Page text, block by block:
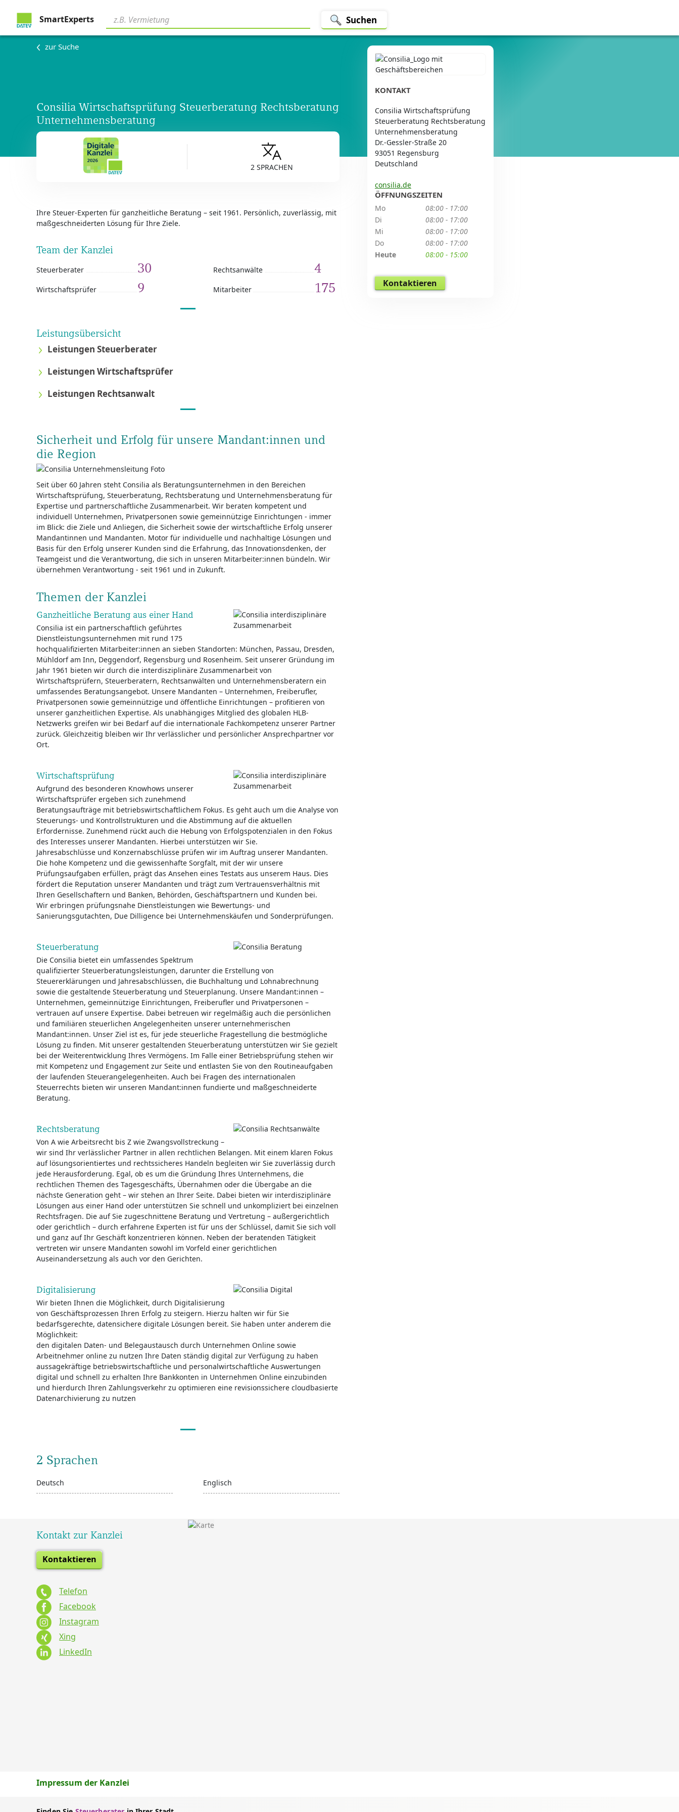
SmartExperts Suchen
zur Suche
Consilia Wirtschaftsprüfung Steuerberatung Rechtsberatung
Unternehmensberatung
2 SPRACHEN
Ihre Steuer-Experten für ganzheitliche Beratung – seit 1961. Persönlich, zuverlässig, mit
maßgeschneiderten Lösung für Ihre Ziele.
Team der Kanzlei
Steuerberater 30 Rechtsanwälte 4
Wirtschaftsprüfer 9 Mitarbeiter 175
Leistungsübersicht
Leistungen Steuerberater
Leistungen Wirtschaftsprüfer
Leistungen Rechtsanwalt
Sicherheit und Erfolg für unsere Mandant:innen und
die Region
Seit über 60 Jahren steht Consilia als Beratungsunternehmen in den Bereichen
Wirtschaftsprüfung, Steuerberatung, Rechtsberatung und Unternehmensberatung für
Expertise und partnerschaftliche Zusammenarbeit. Wir beraten kompetent und
individuell Unternehmen, Privatpersonen sowie gemeinnützige Einrichtungen - immer
im Blick: die Ziele und Anliegen, die Sicherheit sowie der wirtschaftliche Erfolg unserer
Mandantinnen und Mandanten. Motor für individuelle und nachhaltige Lösungen und
Basis für den Erfolg unserer Kunden sind die Erfahrung, das Innovationsdenken, der
Teamgeist und die Verantwortung, die sich in unseren Mitarbeiter:innen bündeln. Wir
übernehmen Verantwortung - seit 1961 und in Zukunft.
Themen der Kanzlei
Ganzheitliche Beratung aus einer Hand
Consilia ist ein partnerschaftlich geführtes
Dienstleistungsunternehmen mit rund 175
hochqualifizierten Mitarbeiter:innen an sieben Standorten: München, Passau, Dresden,
Mühldorf am Inn, Deggendorf, Regensburg und Rosenheim. Seit unserer Gründung im
Jahr 1961 bieten wir durch die interdisziplinäre Zusammenarbeit von
Wirtschaftsprüfern, Steuerberatern, Rechtsanwälten und Unternehmensberatern ein
umfassendes Beratungsangebot. Unsere Mandanten – Unternehmen, Freiberufler,
Privatpersonen sowie gemeinnützige und öffentliche Einrichtungen – profitieren von
unserer ganzheitlichen Expertise. Als unabhängiges Mitglied des globalen HLB-
Netzwerks greifen wir bei Bedarf auf die internationale Fachkompetenz unserer Partner
zurück. Gleichzeitig bleiben wir Ihr verlässlicher und persönlicher Ansprechpartner vor
Ort.
Wirtschaftsprüfung
Aufgrund des besonderen Knowhows unserer
Wirtschaftsprüfer ergeben sich zunehmend
Beratungsaufträge mit betriebswirtschaftlichem Fokus. Es geht auch um die Analyse von
Steuerungs- und Kontrollstrukturen und die Abstimmung auf die aktuellen
Erfordernisse. Zunehmend rückt auch die Hebung von Erfolgspotenzialen in den Fokus
des Interesses unserer Mandanten. Hierbei unterstützen wir Sie.
Jahresabschlüsse und Konzernabschlüsse prüfen wir im Auftrag unserer Mandanten.
Die hohe Kompetenz und die gewissenhafte Sorgfalt, mit der wir unsere
Prüfungsaufgaben erfüllen, prägt das Ansehen eines Testats aus unserem Haus. Dies
fördert die Reputation unserer Mandanten und trägt zum Vertrauensverhältnis mit
Ihren Gesellschaftern und Banken, Behörden, Geschäftspartnern und Kunden bei.
Wir erbringen prüfungsnahe Dienstleistungen wie Bewertungs- und
Sanierungsgutachten, Due Dilligence bei Unternehmenskäufen und Sonderprüfungen.
Steuerberatung
Die Consilia bietet ein umfassendes Spektrum
qualifizierter Steuerberatungsleistungen, darunter die Erstellung von
Steuererklärungen und Jahresabschlüssen, die Buchhaltung und Lohnabrechnung
sowie die gestaltende Steuerberatung und Steuerplanung. Unsere Mandant:innen –
Unternehmen, gemeinnützige Einrichtungen, Freiberufler und Privatpersonen –
vertrauen auf unsere Expertise. Dabei betreuen wir regelmäßig auch die persönlichen
und familiären steuerlichen Angelegenheiten unserer unternehmerischen
Mandant:innen. Unser Ziel ist es, für jede steuerliche Fragestellung die bestmögliche
Lösung zu finden. Mit unserer gestaltenden Steuerberatung unterstützen wir Sie gezielt
bei der Weiterentwicklung Ihres Vermögens. Im Falle einer Betriebsprüfung stehen wir
mit Kompetenz und Engagement zur Seite und entlasten Sie von den Routineaufgaben
der laufenden Steuerangelegenheiten. Auch bei Fragen des internationalen
Steuerrechts bieten wir unseren Mandant:innen fundierte und maßgeschneiderte
Beratung.
Rechtsberatung
Von A wie Arbeitsrecht bis Z wie Zwangsvollstreckung –
wir sind Ihr verlässlicher Partner in allen rechtlichen Belangen. Mit einem klaren Fokus
auf lösungsorientiertes und rechtssicheres Handeln begleiten wir Sie zuverlässig durch
jede Herausforderung. Egal, ob es um die Gründung Ihres Unternehmens, die
rechtlichen Themen des Tagesgeschäfts, Übernahmen oder die Übergabe an die
nächste Generation geht – wir stehen an Ihrer Seite. Dabei bieten wir interdisziplinäre
Lösungen aus einer Hand oder unterstützen Sie schnell und unkompliziert bei einzelnen
Rechtsfragen. Die auf Sie zugeschnittene Beratung und Vertretung – außergerichtlich
oder gerichtlich – durch erfahrene Experten ist für uns der Schlüssel, damit Sie sich voll
und ganz auf Ihr Geschäft konzentrieren können. Neben der beratenden Tätigkeit
vertreten wir unsere Mandanten sowohl im Vorfeld einer gerichtlichen
Auseinandersetzung als auch vor den Gerichten.
Digitalisierung
Wir bieten Ihnen die Möglichkeit, durch Digitalisierung
von Geschäftsprozessen Ihren Erfolg zu steigern. Hierzu halten wir für Sie
bedarfsgerechte, datensichere digitale Lösungen bereit. Sie haben unter anderem die
Möglichkeit:
den digitalen Daten- und Belegaustausch durch Unternehmen Online sowie
Arbeitnehmer online zu nutzen Ihre Daten ständig digital zur Verfügung zu haben
aussagekräftige betriebswirtschaftliche und personalwirtschaftliche Auswertungen
digital und schnell zu erhalten Ihre Bankkonten in Unternehmen Online einzubinden
und hierdurch Ihren Zahlungsverkehr zu optimieren eine revisionssichere cloudbasierte
Datenarchivierung zu nutzen
2 Sprachen
Deutsch Englisch
KONTAKT
Consilia Wirtschaftsprüfung
Steuerberatung Rechtsberatung
Unternehmensberatung
Dr.-Gessler-Straße 20
93051 Regensburg
Deutschland
consilia.de
ÖFFNUNGSZEITEN
Mo
08:00 - 17:00
Di
08:00 - 17:00
Mi
08:00 - 17:00
Do
08:00 - 17:00
Heute
08:00 - 15:00
Kontaktieren
Kontakt zur Kanzlei
Kontaktieren
Telefon
Facebook
Instagram
Xing
LinkedIn
Impressum der Kanzlei